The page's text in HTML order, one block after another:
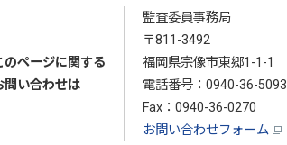
のページに関する
問い合わせは
監査委員事務局
〒811-3492
福岡県宗像市東郷1-1-1
電話番号： 0940-36-5093
Fax：0940-36-0270
お問い合わせフォーム